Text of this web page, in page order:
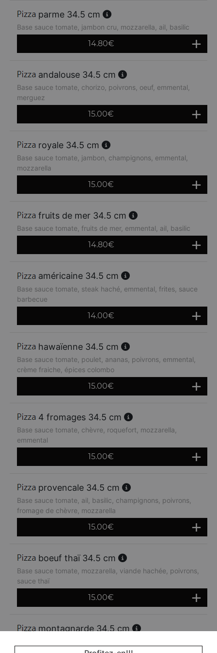
parme 34.5 cm
Base sauce tomate, jambon cru, mozzarella, ail, basilic
14.80€
andalouse 34.5 cm
Base sauce tomate, chorizo, poivrons, oeuf, emmental,
merguez
15.00€
royale 34.5 cm
Base sauce tomate, jambon, champignons, emmental,
mozzarella
15.00€
fruits de mer 34.5 cm
Base sauce tomate, fruits de mer, emmental, ail, basilic
14.80€
américaine 34.5 cm
Base sauce tomate, steak haché, emmental, frites, sauce
barbecue
14.00€
hawaïenne 34.5 cm
Base sauce tomate, poulet, ananas, poivrons, emmental,
crème fraiche, épices colombo
15.00€
4 fromages 34.5 cm
Base sauce tomate, chèvre, roquefort, mozzarella,
emmental
15.00€
provencale 34.5 cm
Base sauce tomate, ail, basilic, champignons, poivrons,
fromage de chèvre, mozzarella
15.00€
boeuf thaï 34.5 cm
Base sauce tomate, mozzarella, viande hachée, poivrons,
sauce thaï
15.00€
montagnarde 34.5 cm